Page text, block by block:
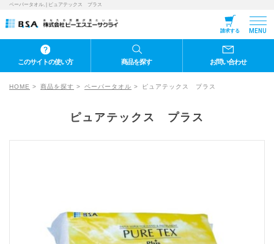
ペーパータオル, | ピュアテックス プラス
請求する MENU
このサイトの使い方 商品を探す お問い合わせ
HOME 商品を探す ペーパータオル ピュアテックス プラス
ピュアテックス プラス